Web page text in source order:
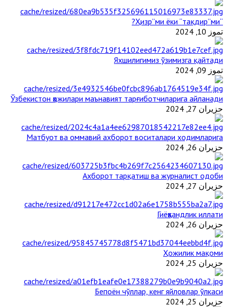
“Ҳизр”ми ёки “тақдир”ми?
تموز 10, 2024
Яхшилигимиз ўзимизга қайтади
تموز 09, 2024
Ўзбекистон ҳожилари маънавият тарғиботчиларига айланади
حزيران 27, 2024
Матбуот ва оммавий ахборот воситалари ходимларига
حزيران 26, 2024
Ахборот тарқатиш ва журналист одоби
حزيران 27, 2024
Гиёҳвандлик иллати
حزيران 26, 2024
Ҳожилик мақоми
حزيران 25, 2024
Бепоён чўллар, кенг яйловлар ўлкаси
حزيران 25, 2024